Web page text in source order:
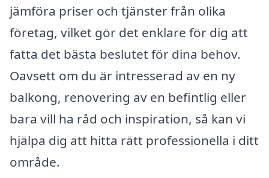
jämföra priser och tjänster från olika
företag, vilket gör det enklare för dig att
fatta det bästa beslutet för dina behov.
Oavsett om du är intresserad av en ny
balkong, renovering av en befintlig eller
bara vill ha råd och inspiration, så kan vi
hjälpa dig att hitta rätt professionella i ditt
område.